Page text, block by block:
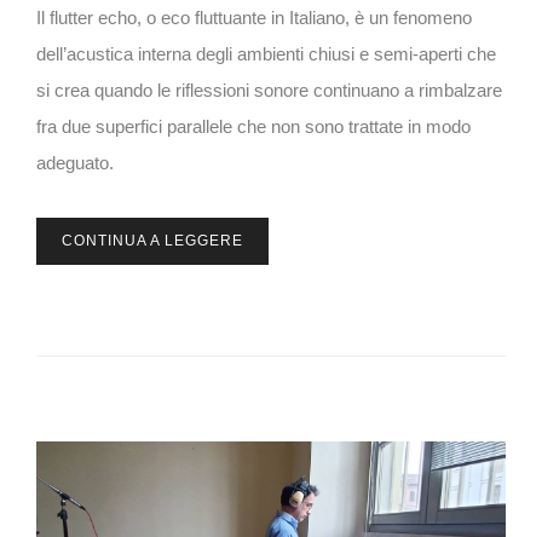
Il flutter echo, o eco fluttuante in Italiano, è un fenomeno
dell’acustica interna degli ambienti chiusi e semi-aperti che
si crea quando le riflessioni sonore continuano a rimbalzare
fra due superfici parallele che non sono trattate in modo
adeguato.
CONTINUA A LEGGERE